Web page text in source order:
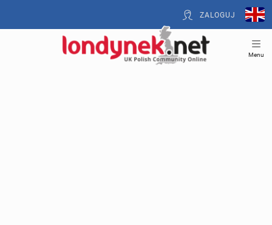
ZALOGUJ
Menu